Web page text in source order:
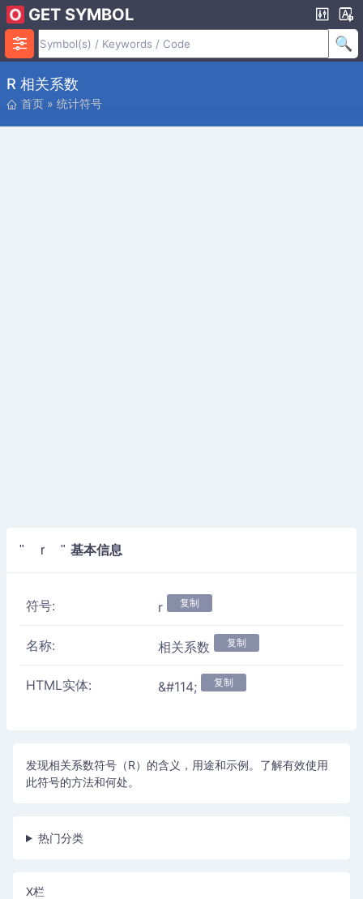
GET SYMBOL
R 相关系数
首页 » 统计符号
" r " 基本信息
符号: r 复制
名称: 相关系数 复制
HTML实体: &#114; 复制
发现相关系数符号（R）的含义，用途和示例。了解有效使用
此符号的方法和何处。
热门分类
X栏